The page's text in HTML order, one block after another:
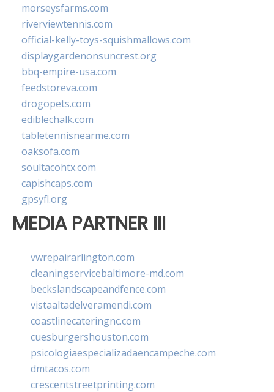
morseysfarms.com
riverviewtennis.com
official-kelly-toys-squishmallows.com
displaygardenonsuncrest.org
bbq-empire-usa.com
feedstoreva.com
drogopets.com
ediblechalk.com
tabletennisnearme.com
oaksofa.com
soultacohtx.com
capishcaps.com
gpsyfl.org
MEDIA PARTNER III
vwrepairarlington.com
cleaningservicebaltimore-md.com
beckslandscapeandfence.com
vistaaltadelveramendi.com
coastlinecateringnc.com
cuesburgershouston.com
psicologiaespecializadaencampeche.com
dmtacos.com
crescentstreetprinting.com